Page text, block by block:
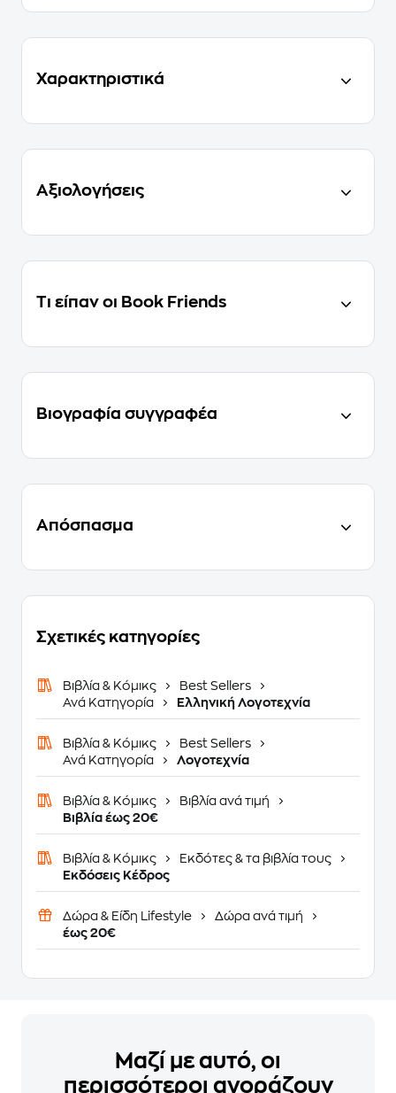
Χαρακτηριστικά
Αξιολογήσεις
Τι είπαν οι Book Friends
Βιογραφία συγγραφέα
Απόσπασμα
Σχετικές κατηγορίες
Βιβλία & Κόμικς
Best Sellers
Ανά Κατηγορία
Ελληνική Λογοτεχνία
Βιβλία & Κόμικς
Best Sellers
Ανά Κατηγορία
Λογοτεχνία
Βιβλία & Κόμικς
Βιβλία ανά τιμή
Βιβλία έως 20€
Βιβλία & Κόμικς
Εκδότες & τα βιβλία τους
Εκδόσεις Κέδρος
Δώρα & Είδη Lifestyle
Δώρα ανά τιμή
έως 20€
Μαζί με αυτό, οι
περισσότεροι αγοράζουν